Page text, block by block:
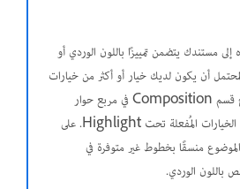
مستندك يتضمن تمييزًا باللون الوردي أو
أن يكون لديك خيار أو أكثر من خيارات
تفضيل التركيب مُفعلًا. افتح قسم Composition في مربع حوار
Preferences، ولاحظ الخيارات المُفعلة تحت Highlight. على
منسقًا بخطوط غير متوفرة في